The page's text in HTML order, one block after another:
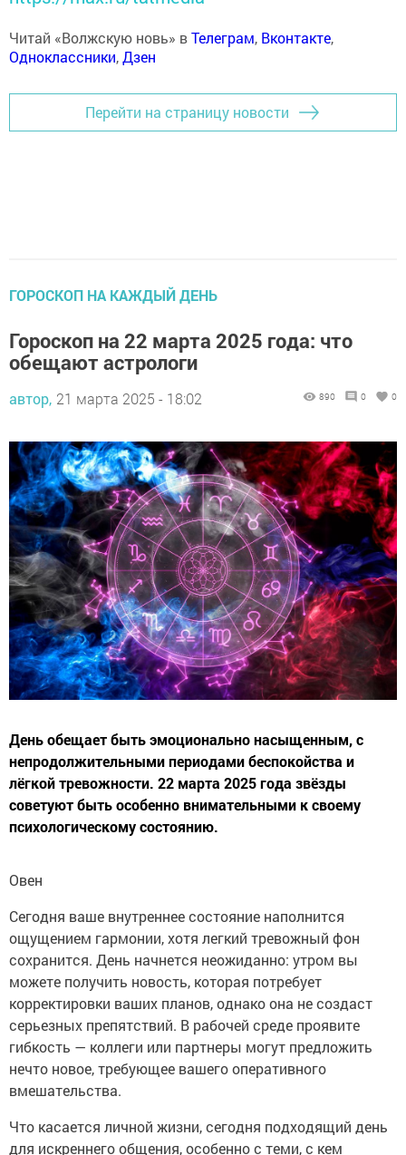
Читай «Волжскую новь» вТелеграм, Вконтакте,
Одноклассники,Дзен
Перейти на страницу новости
ГОРОСКОП НА КАЖДЫЙ ДЕНЬ
Гороскоп на 22 марта 2025 года: что
обещают астрологи
автор, 21 марта 2025 - 18:02 890 0 0
День обещает быть эмоционально насыщенным, с
непродолжительными периодами беспокойства и
лёгкой тревожности. 22 марта 2025 года звёзды
советуют быть особенно внимательными к своему
психологическому состоянию.
Овен
Сегодня ваше внутреннее состояние наполнится
ощущением гармонии, хотя легкий тревожный фон
сохранится. День начнется неожиданно: утром вы
можете получить новость, которая потребует
корректировки ваших планов, однако она не создаст
серьезных препятствий. В рабочей среде проявите
гибкость — коллеги или партнеры могут предложить
нечто новое, требующее вашего оперативного
вмешательства.
Что касается личной жизни, сегодня подходящий день
для искреннего общения, особенно с теми, с кем